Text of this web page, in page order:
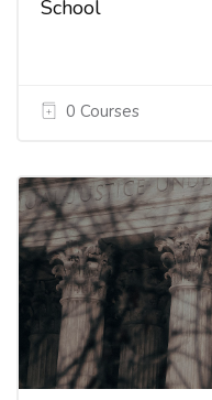
School
0 Courses